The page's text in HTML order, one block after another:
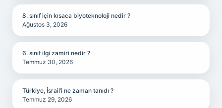
8. sınıf için kısaca biyoteknoloji nedir ?
Ağustos 3, 2026
6. sınıf ilgi zamiri nedir ?
Temmuz 30, 2026
Türkiye, İsrail’i ne zaman tanıdı ?
Temmuz 29, 2026